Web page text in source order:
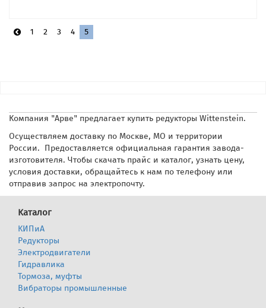
1 2 3 4 5
Компания "Арве" предлагает купить редукторы Wittenstein.
Осуществляем доставку по Москве, МО и территории
России. Предоставляется официальная гарантия завода-
изготовителя. Чтобы скачать прайс и каталог, узнать цену,
условия доставки, обращайтесь к нам по телефону или
отправив запрос на электропочту.
Каталог
КИПиА
Редукторы
Электродвигатели
Гидравлика
Тормоза, муфты
Вибраторы промышленные